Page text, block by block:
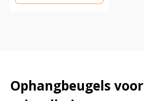
Ophangbeugels voor